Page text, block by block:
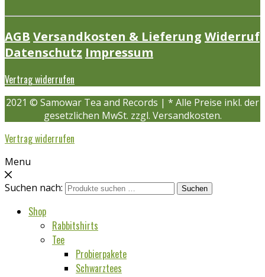
AGB Versandkosten & Lieferung Widerruf
Datenschutz Impressum
Vertrag widerrufen
2021 © Samowar Tea and Records | * Alle Preise inkl. der
gesetzlichen MwSt. zzgl. Versandkosten.
Vertrag widerrufen
Menu
Suchen nach:
Suchen
Shop
Rabbitshirts
Tee
Probierpakete
Schwarztees